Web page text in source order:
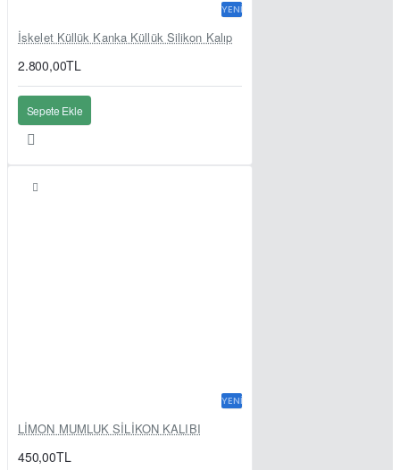
YENI
İskelet Küllük Kanka Küllük Silikon Kalıp
2.800,00TL
Sepete Ekle
YENI
LİMON MUMLUK SİLİKON KALIBI
450,00TL